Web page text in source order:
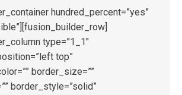
hundred_percent=”yes”
type=”1_1″
top”
border_size=””
border_style=”solid”